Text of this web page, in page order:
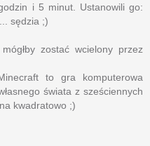
i 5 minut. Ustanowili go:
sędzia ;)
zostać wcielony przez
to gra komputerowa
świata z sześciennych
kwadratowo ;)